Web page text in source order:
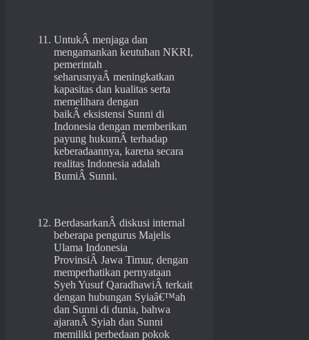
UntukÂ menjaga dan
mengamankan keutuhan NKRI,
pemerintah
seharusnyaÂ meningkatkan
kapasitas dan kualitas serta
memelihara dengan
baikÂ eksistensi Sunni di
Indonesia dengan memberikan
payung hukumÂ terhadap
keberadaannya, karena secara
realitas Indonesia adalah
BumiÂ Sunni.
BerdasarkanÂ diskusi internal
beberapa pengurus Majelis
Ulama Indonesia
ProvinsiÂ Jawa Timur, dengan
memperhatikan pernyataan
Syeh Yusuf QaradhawiÂ terkait
dengan hubungan Syiaâ€™ah
dan Sunni di dunia, bahwa
ajaranÂ Syiah dan Sunni
memiliki perbedaan pokok